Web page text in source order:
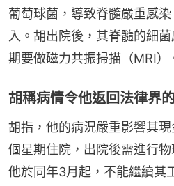
葡萄球菌，導致脊髓嚴重感
入。胡出院後，其脊髓的細
期要做磁力共振掃描（MRI）
胡稱病情令他返回法律界
胡指，他的病況嚴重影響其
個星期住院，出院後需進行物
他於同年3月起，不能繼續其